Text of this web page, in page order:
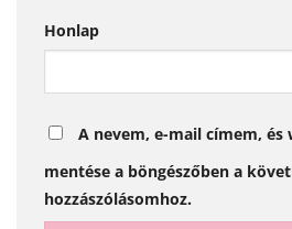
Honlap
A nevem, e-mail címem, és
mentése a böngészőben a
hozzászólásomhoz.